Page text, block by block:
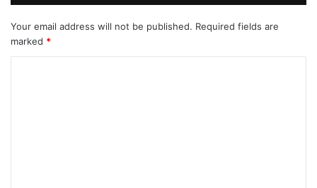
Your email address will not be published. Required fields are
marked *